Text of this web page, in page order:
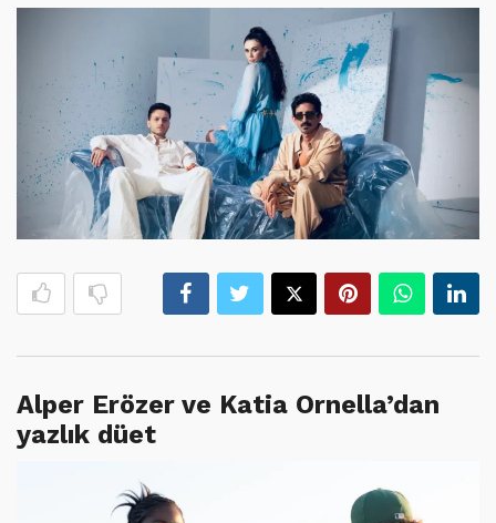
Alper Erözer ve Katia Ornella’dan
yazlık düet